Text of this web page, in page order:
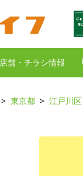
店舗・チラシ情報
東京都 江戸川区